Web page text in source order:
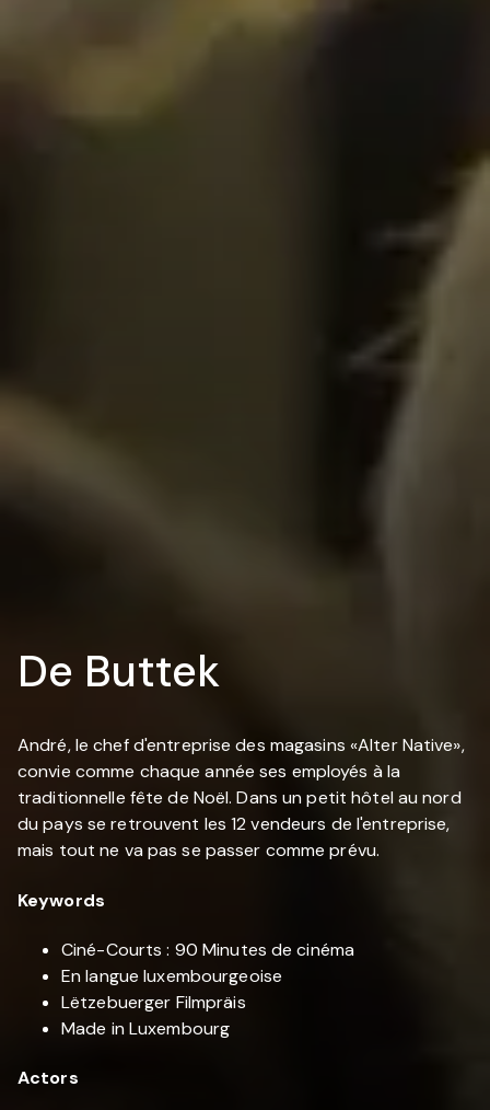
De Buttek
André, le chef d'entreprise des magasins «Alter Native»,
convie comme chaque année ses employés à la
traditionnelle fête de Noël. Dans un petit hôtel au nord
du pays se retrouvent les 12 vendeurs de l'entreprise,
mais tout ne va pas se passer comme prévu.
Keywords
Ciné-Courts : 90 Minutes de cinéma
En langue luxembourgeoise
Lëtzebuerger Filmpräis
Made in Luxembourg
Actors